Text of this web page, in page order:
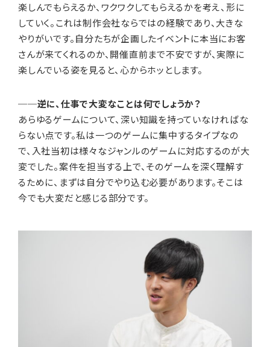
楽しんでもらえるか、ワクワクしてもらえるかを考え、形に
していく。これは制作会社ならではの経験であり、大きな
やりがいです。自分たちが企画したイベントに本当にお客
さんが来てくれるのか、開催直前まで不安ですが、実際に
楽しんでいる姿を見ると、心からホッとします。
──逆に、仕事で大変なことは何でしょうか？
あらゆるゲームについて、深い知識を持っていなければな
らない点です。私は一つのゲームに集中するタイプなの
で、入社当初は様々なジャンルのゲームに対応するのが大
変でした。案件を担当する上で、そのゲームを深く理解す
るために、まずは自分でやり込む必要があります。そこは
今でも大変だと感じる部分です。